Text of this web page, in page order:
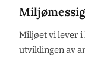
Miljøet vi lever i
utviklingen av